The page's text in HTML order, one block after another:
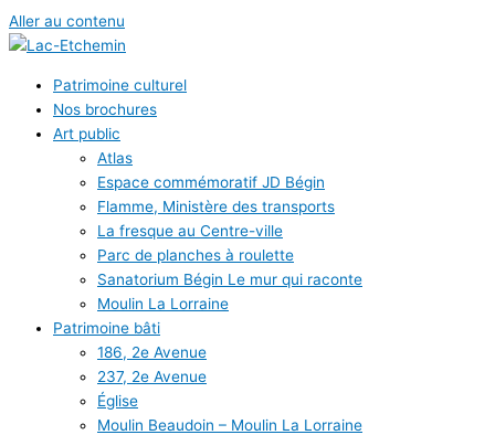
Aller au contenu
Patrimoine culturel
Nos brochures
Art public
Atlas
Espace commémoratif JD Bégin
Flamme, Ministère des transports
La fresque au Centre-ville
Parc de planches à roulette
Sanatorium Bégin Le mur qui raconte
Moulin La Lorraine
Patrimoine bâti
186, 2e Avenue
237, 2e Avenue
Église
Moulin Beaudoin – Moulin La Lorraine